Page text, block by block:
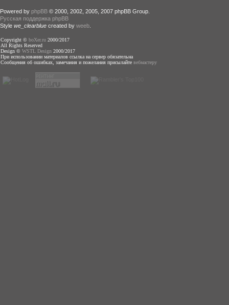
Powered by phpBB © 2000, 2002, 2005, 2007 phpBB Group.
Русская поддержка phpBB
Style we_clearblue created by weeb
Copyright © boXer.ru 2000/2017
All Rights Reserved
Design © WSTL Design 2000/2017
При использовании материалов ссылка на сервер обязательна
Сообщения об ошибках, замечания и пожелания присылайте вебмастеру